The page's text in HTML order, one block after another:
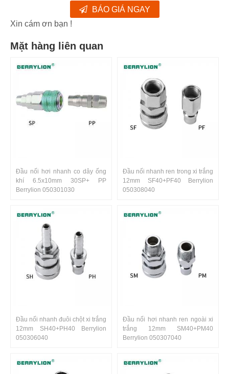
BÁO GIÁ NGAY
Xin cám ơn bạn !
Mặt hàng liên quan
Đầu nối hơi nhanh co dây ống
khí 6.5x10mm 30SP+ PP
Berrylion 050301030
Đầu nối nhanh ren trong xi trắng
12mm SF40+PF40 Berrylion
050308040
Đầu nối nhanh đuôi chột xi trắng
12mm SH40+PH40 Berrylion
050306040
Đầu nối hơi nhanh ren ngoài xi
trắng 12mm SM40+PM40
Berrylion 050307040